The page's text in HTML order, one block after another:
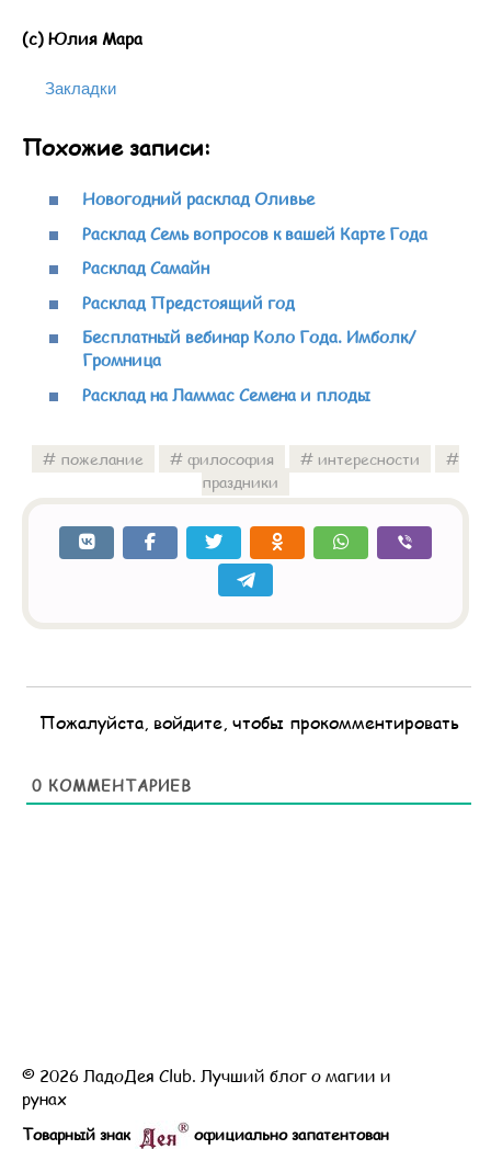
(с) Юлия Мара
Закладки
Похожие записи:
Новогодний расклад Оливье
Расклад Семь вопросов к вашей Карте Года
Расклад Самайн
Расклад Предстоящий год
Бесплатный вебинар Коло Года. Имболк/
Громница
Расклад на Ламмас Семена и плоды
пожелание философия
интересности
праздники
Пожалуйста, войдите, чтобы прокомментировать
0 КОММЕНТАРИЕВ
© 2026 ЛадоДея Club. Лучший блог о магии и
рунах
Товарный знак официально запатентован